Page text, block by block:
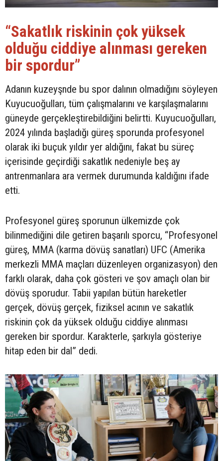
“Sakatlık riskinin çok yüksek
olduğu ciddiye alınması gereken
bir spordur”
Adanın kuzeyşnde bu spor dalının olmadığını söyleyen
Kuyucuoğulları, tüm çalışmalarını ve karşılaşmalarını
güneyde gerçekleştirebildiğini belirtti. Kuyucuoğulları,
2024 yılında başladığı güreş sporunda profesyonel
olarak iki buçuk yıldır yer aldığını, fakat bu süreç
içerisinde geçirdiği sakatlık nedeniyle beş ay
antrenmanlara ara vermek durumunda kaldığını ifade
etti.
Profesyonel güreş sporunun ülkemizde çok
bilinmediğini dile getiren başarılı sporcu, “Profesyonel
güreş, MMA (karma dövüş sanatları) UFC (Amerika
merkezli MMA maçları düzenleyen organizasyon) den
farklı olarak, daha çok gösteri ve şov amaçlı olan bir
dövüş sporudur. Tabii yapılan bütün hareketler
gerçek, dövüş gerçek, fiziksel acının ve sakatlık
riskinin çok da yüksek olduğu ciddiye alınması
gereken bir spordur. Karakterle, şarkıyla gösteriye
hitap eden bir dal” dedi.